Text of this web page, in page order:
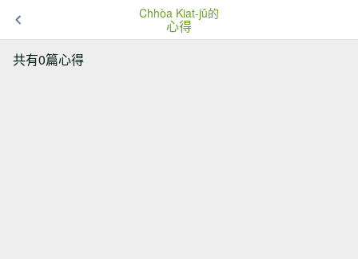
Chhòa Kiat-jû的
心得
共有0篇心得